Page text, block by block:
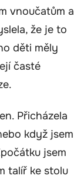
vnoučatům a
že je to
děti měly
časté
Přicházela
když jsem
jsem
talíř ke stolu